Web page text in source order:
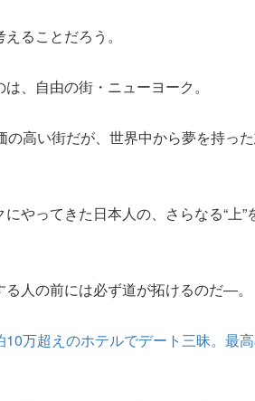
ることだろう。
、自由の街・ニューヨーク。
高い街だが、世界中から夢を持っ
やってきた日本人の、さらなる“上”
人の前には必ず道が拓けるのだ―。
万超えのホテルでデート三昧。最